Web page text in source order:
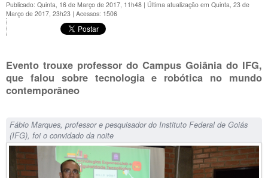
Publicado: Quinta, 16 de Março de 2017, 11h48 | Última atualização em Quinta, 23 de
Março de 2017, 23h23 | Acessos: 1506
Evento trouxe professor do Campus Goiânia do IFG,
que falou sobre tecnologia e robótica no mundo
contemporâneo
Fábio Marques, professor e pesquisador do Instituto Federal de Goiás
(IFG), foi o convidado da noite